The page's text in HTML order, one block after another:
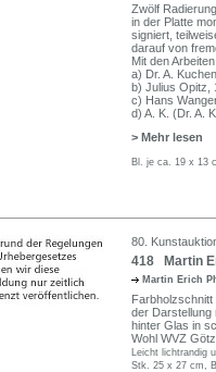
Zwölf
in der Platte
signiert,
darauf von
Mit den
a) Dr. A.
b) Julius Opitz,
c) Hans
d) A. K. (Dr. A.
> Mehr lesen
Bl. je ca. 19 x 13
80.
418 Martin
Martin Erich
der Darstellung
hinter Glas in
Wohl WVZ
Leicht lichtrandig
Stk. 25 x 27 cm,